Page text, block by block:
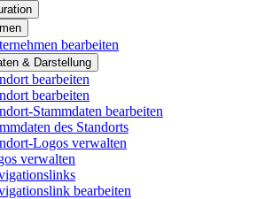
bearbeiten
& Darstellung
bearbeiten
bearbeiten
Stammdaten bearbeiten
des Standorts
Logos verwalten
verwalten
bearbeiten